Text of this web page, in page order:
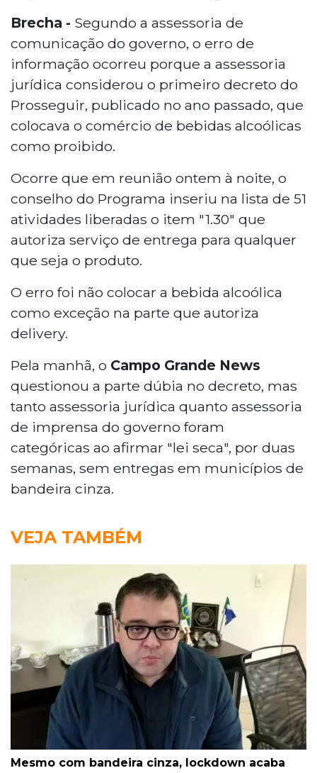
Brecha - Segundo a assessoria de
comunicação do governo, o erro de
informação ocorreu porque a assessoria
jurídica considerou o primeiro decreto do
Prosseguir, publicado no ano passado, que
colocava o comércio de bebidas alcoólicas
como proibido.
Ocorre que em reunião ontem à noite, o
conselho do Programa inseriu na lista de 51
atividades liberadas o item "1.30" que
autoriza serviço de entrega para qualquer
que seja o produto.
O erro foi não colocar a bebida alcoólica
como exceção na parte que autoriza
delivery.
Pela manhã, o Campo Grande News
questionou a parte dúbia no decreto, mas
tanto assessoria jurídica quanto assessoria
de imprensa do governo foram
categóricas ao afirmar "lei seca", por duas
semanas, sem entregas em municípios de
bandeira cinza.
VEJA TAMBÉM
Mesmo com bandeira cinza, lockdown acaba